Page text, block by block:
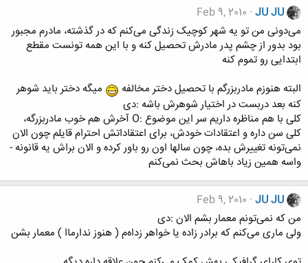
JU JU
Feb 9, 2010
می‌دونی من تو یه شهر کوچیک زندگی می‌کنم که در گذشته، مادرم مجبور
بود بدور از چشم پدر مادرش تحصیل کنه و با این همه تونست مقطع
ابتدایی رو تموم کنه
البته هنوزم مادربزرگم با تحصیل دختر مخالفه
میگه دختر باید شوهر
کنه بعد دربست در اختیار شوهرش باشه :دی
کلی با هم مناظره داریم سر این موضوع :O آخرش هم خوب مادربزرگه‌،
کلی سن داره و اعتقادات خودش، برای اعتقاداتش احترام قایلم چون الان
نمی‌تونه تغییرش بده، چون سالها اون رو باور کرده و الان براش یه قانونه -
واسه همین زیاد باهاش بحث نمی‌کنم
JU JU
Feb 9, 2010
من که نمی‌تونم معمار بشم الان :دی
ولی ماری می‌کنم که برادر زاده یا خواهر زداه‌م ( هنوز ندارماا ) معمار بشن